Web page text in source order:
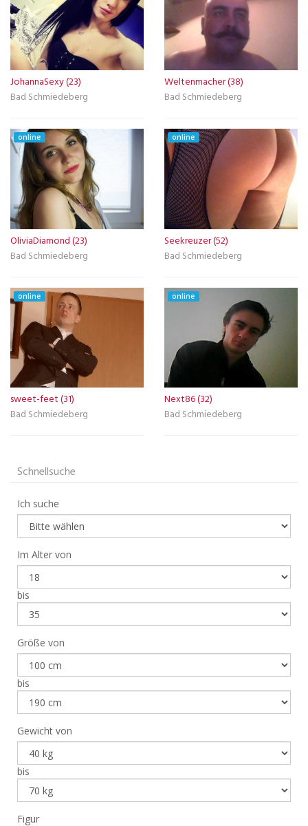
JohannaSexy (23)
Bad Schmiedeberg
Weltenmacher (38)
Bad Schmiedeberg
online
OliviaDiamond (23)
Bad Schmiedeberg
online
Seekreuzer (52)
Bad Schmiedeberg
online
sweet-feet (31)
Bad Schmiedeberg
online
Next86 (32)
Bad Schmiedeberg
Schnellsuche
Ich suche
Im Alter von
bis
Größe von
bis
Gewicht von
bis
Figur